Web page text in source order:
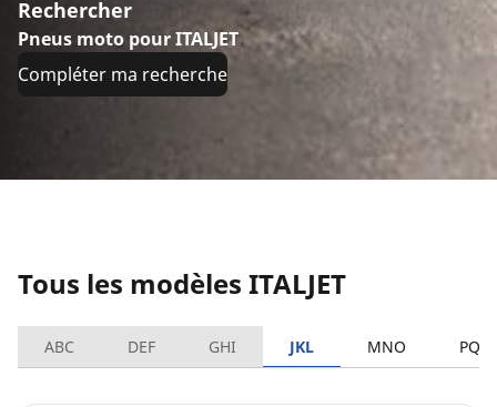
Rechercher
Pneus moto pour ITALJET
Compléter ma recherche
Tous les modèles ITALJET
ABC DEF GHI JKL MNO